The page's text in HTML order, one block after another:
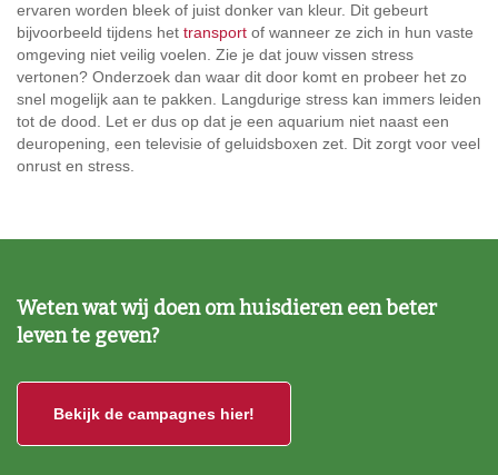
ervaren worden bleek of juist donker van kleur. Dit gebeurt
bijvoorbeeld tijdens het transport of wanneer ze zich in hun vaste
omgeving niet veilig voelen. Zie je dat jouw vissen stress
vertonen? Onderzoek dan waar dit door komt en probeer het zo
snel mogelijk aan te pakken. Langdurige stress kan immers leiden
tot de dood. Let er dus op dat je een aquarium niet naast een
deuropening, een televisie of geluidsboxen zet. Dit zorgt voor veel
onrust en stress.
Weten wat wij doen om huisdieren een beter
leven te geven?
Bekijk de campagnes hier!